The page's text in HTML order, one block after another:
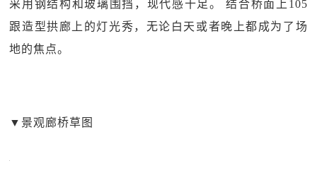
采用钢结构和玻璃围挡，现代感十足。 结合桥面上105
跟造型拱廊上的灯光秀，无论白天或者晚上都成为了场
地的焦点。
▼景观廊桥草图